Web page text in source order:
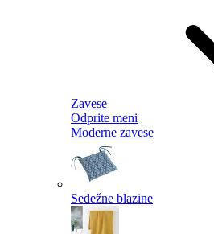
Zavese
Odprite meni
Moderne zavese
Sedežne blazine